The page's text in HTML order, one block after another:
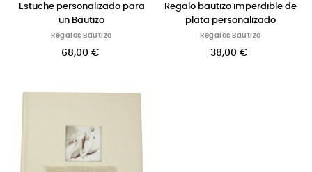
Estuche personalizado para
un Bautizo
Regalos Bautizo
68,00 €
Regalo bautizo imperdible de
plata personalizado
Regalos Bautizo
38,00 €